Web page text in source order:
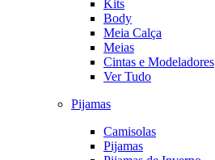
Kits
Body
Meia Calça
Meias
Cintas e Modeladores
Ver Tudo
Pijamas
Camisolas
Pijamas